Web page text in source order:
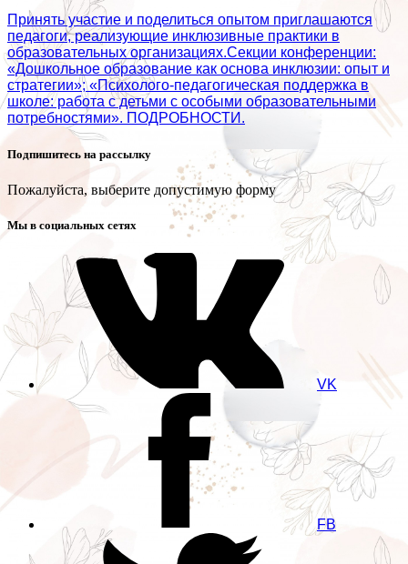
Принять участие и поделиться опытом приглашаются
педагоги, реализующие инклюзивные практики в
образовательных организациях.Секции конференции:
«Дошкольное образование как основа инклюзии: опыт и
стратегии»; «Психолого‑педагогическая поддержка в
школе: работа с детьми с особыми образовательными
потребностями». ПОДРОБНОСТИ.
Подпишитесь на рассылку
Пожалуйста, выберите допустимую форму
Мы в социальных сетях
VK
FB